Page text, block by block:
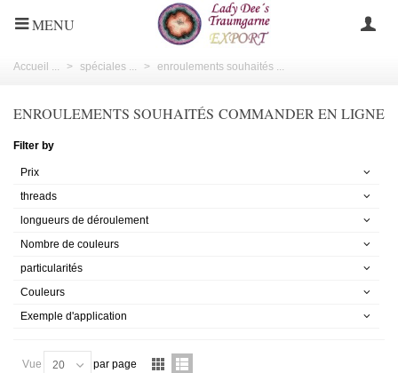
MENU
Accueil ... > spéciales ... > enroulements souhaités ...
ENROULEMENTS SOUHAITÉS COMMANDER EN LIGNE
Filter by
Prix
threads
longueurs de déroulement
Nombre de couleurs
particularités
Couleurs
Exemple d'application
Vue 20 par page